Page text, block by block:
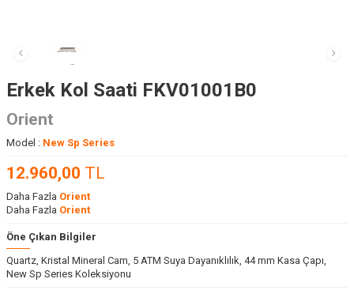
Erkek Kol Saati FKV01001B0
Orient
Model : New Sp Series
12.960,00 TL
Daha Fazla Orient
Daha Fazla Orient
Öne Çıkan Bilgiler
Quartz, Kristal Mineral Cam, 5 ATM Suya Dayanıklılık, 44 mm Kasa Çapı,
New Sp Series Koleksiyonu